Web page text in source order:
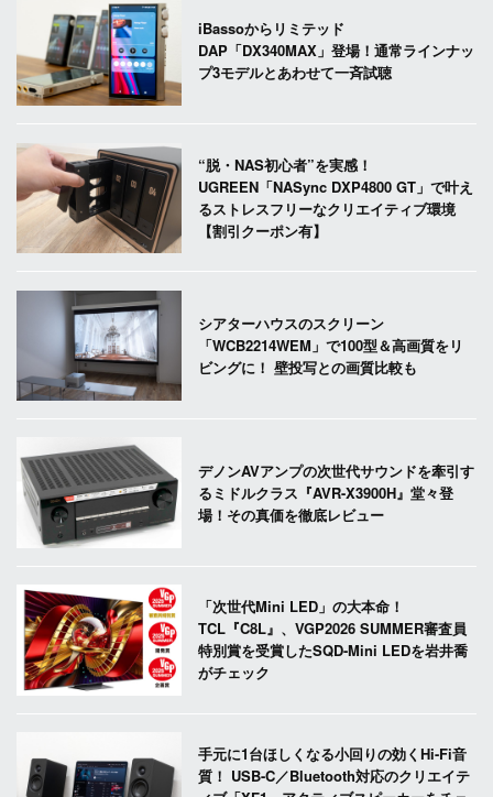
iBassoからリミテッド
DAP「DX340MAX」登場！通常ラインナッ
プ3モデルとあわせて一斉試聴
“脱・NAS初心者”を実感！
UGREEN「NASync DXP4800 GT」で叶え
るストレスフリーなクリエイティブ環境
【割引クーポン有】
シアターハウスのスクリーン
「WCB2214WEM」で100型＆高画質をリ
ビングに！ 壁投写との画質比較も
デノンAVアンプの次世代サウンドを牽引す
るミドルクラス『AVR-X3900H』堂々登
場！その真価を徹底レビュー
「次世代Mini LED」の大本命！
TCL『C8L』、VGP2026 SUMMER審査員
特別賞を受賞したSQD-Mini LEDを岩井喬
がチェック
手元に1台ほしくなる小回りの効くHi-Fi音
質！ USB-C／Bluetooth対応のクリエイテ